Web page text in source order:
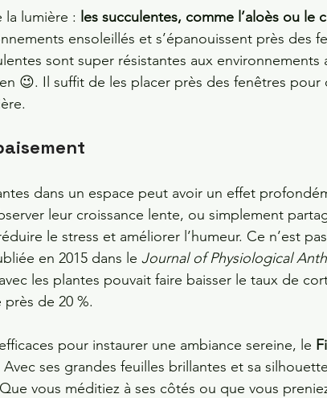
la lumière : les succulentes, comme l’aloès ou le
ensoleillés et s’épanouissent près des
sont super résistantes aux environnements
😉. Il suffit de les placer près des fenêtres pour
dans un espace peut avoir un effet
leur croissance lente, ou simplement
le stress et améliorer l’humeur. Ce n’est
en 2015 dans le Journal of Physiological
les plantes pouvait faire baisser le taux de
de 20 %.
pour instaurer une ambiance sereine, le
ses grandes feuilles brillantes et sa
vous méditiez à ses côtés ou que vous